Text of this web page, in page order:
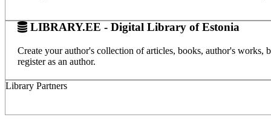
LIBRARY.EE - Digital Library of Estonia
Create your author's collection of articles, books, author's
register as an author.
Library Partners